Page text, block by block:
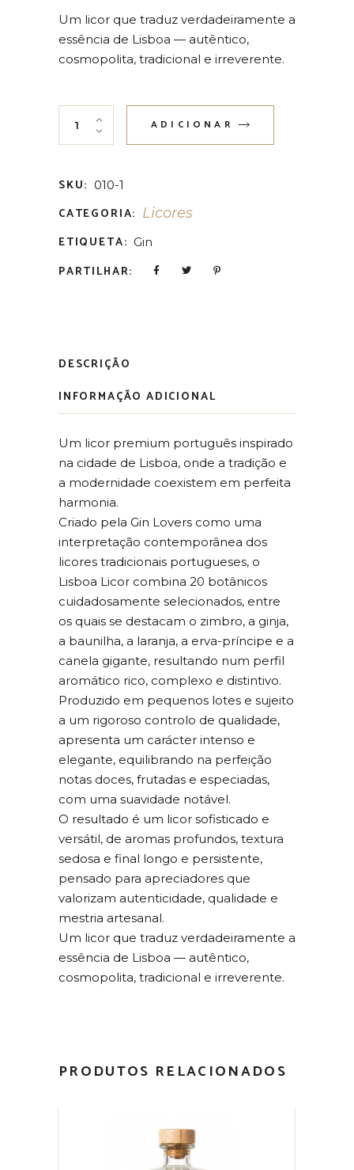
Um licor que traduz verdadeiramente a
essência de Lisboa — autêntico,
cosmopolita, tradicional e irreverente.
Lisboa Licor 50cl quantity
ADICIONAR
SKU: 010-1
CATEGORIA: Licores
ETIQUETA: Gin
PARTILHAR:
DESCRIÇÃO
INFORMAÇÃO ADICIONAL
Um licor premium português inspirado
na cidade de Lisboa, onde a tradição e
a modernidade coexistem em perfeita
harmonia.
Criado pela Gin Lovers como uma
interpretação contemporânea dos
licores tradicionais portugueses, o
Lisboa Licor combina 20 botânicos
cuidadosamente selecionados, entre
os quais se destacam o zimbro, a ginja,
a baunilha, a laranja, a erva-príncipe e a
canela gigante, resultando num perfil
aromático rico, complexo e distintivo.
Produzido em pequenos lotes e sujeito
a um rigoroso controlo de qualidade,
apresenta um carácter intenso e
elegante, equilibrando na perfeição
notas doces, frutadas e especiadas,
com uma suavidade notável.
O resultado é um licor sofisticado e
versátil, de aromas profundos, textura
sedosa e final longo e persistente,
pensado para apreciadores que
valorizam autenticidade, qualidade e
mestria artesanal.
Um licor que traduz verdadeiramente a
essência de Lisboa — autêntico,
cosmopolita, tradicional e irreverente.
PRODUTOS RELACIONADOS